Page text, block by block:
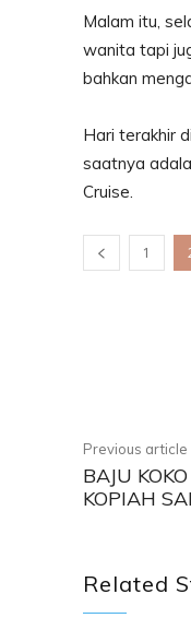
Malam itu,
wanita tapi
bahkan
Hari terakhir
saatnya
Cruise.
1
Previous article
BAJU
KOPIAH
Related